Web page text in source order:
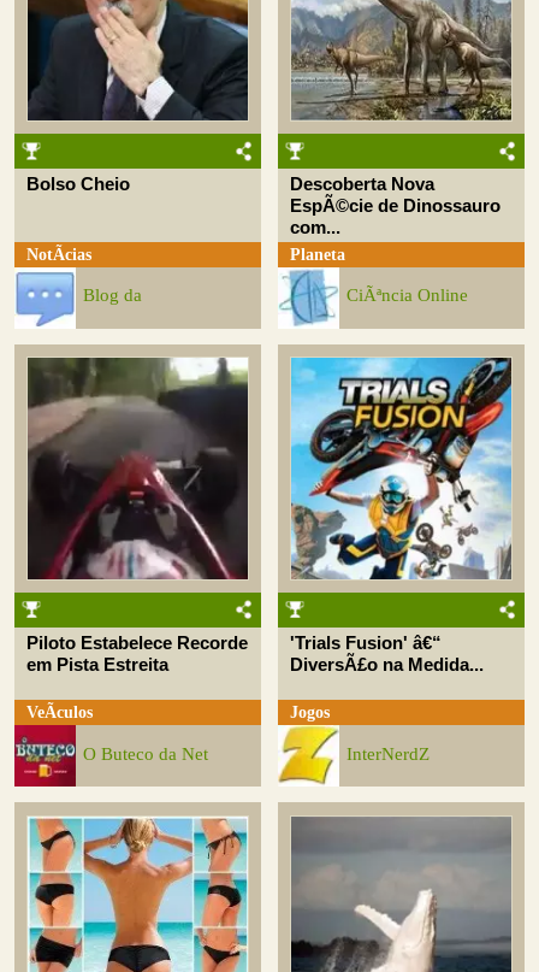
Bolso Cheio
NotÃ­cias
Blog da
Descoberta Nova
EspÃ©cie de Dinossauro
com...
Planeta
CiÃªncia Online
Piloto Estabelece Recorde
em Pista Estreita
VeÃ­culos
O Buteco da Net
'Trials Fusion' â€“
DiversÃ£o na Medida...
Jogos
InterNerdZ